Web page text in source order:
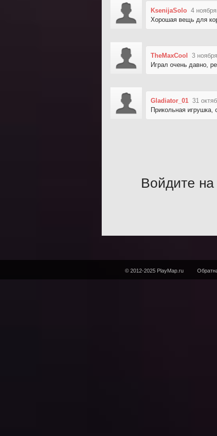
KsenijaSolo 4
Хорошая вещь для
TheMaxCool 3
Играл очень давно,
Gladiator_01 31
Прикольная игрушка,
Войдите на
© 2012-2025 PlayMap.ru